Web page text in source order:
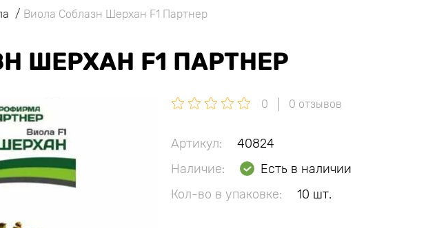
Виола Соблазн Шерхан F1 Партнер
ШЕРХАН F1 ПАРТНЕР
0 0 отзывов
Артикул:
40824
Наличие:
Есть в наличии
Кол-во в упаковке:
10 шт.